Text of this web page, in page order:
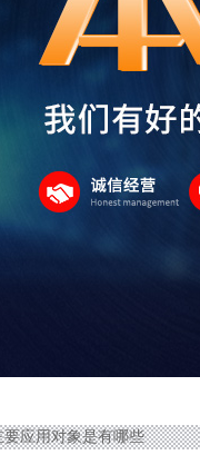
应用对象是有哪些